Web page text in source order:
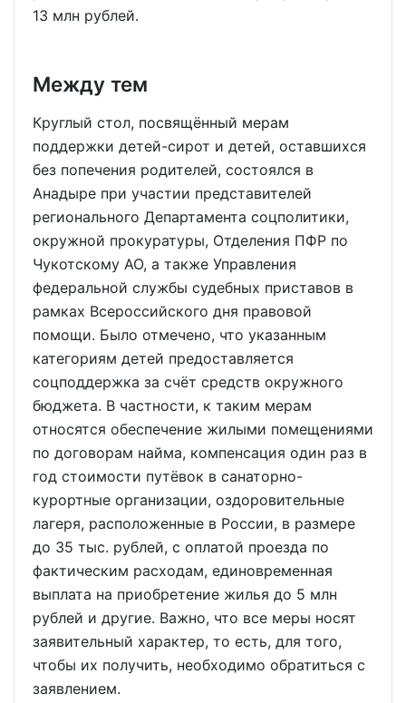
13 млн рублей.
Между тем
Круглый стол, посвящённый мерам
поддержки детей-сирот и детей, оставшихся
без попечения родителей, состоялся в
Анадыре при участии представителей
регионального Департамента соцполитики,
окружной прокуратуры, Отделения ПФР по
Чукотскому АО, а также Управления
федеральной службы судебных приставов в
рамках Всероссийского дня правовой
помощи. Было отмечено, что указанным
категориям детей предоставляется
соцподдержка за счёт средств окружного
бюджета. В частности, к таким мерам
относятся обеспечение жилыми помещениями
по договорам найма, компенсация один раз в
год стоимости путёвок в санаторно-
курортные организации, оздоровительные
лагеря, расположенные в России, в размере
до 35 тыс. рублей, с оплатой проезда по
фактическим расходам, единовременная
выплата на приобретение жилья до 5 млн
рублей и другие. Важно, что все меры носят
заявительный характер, то есть, для того,
чтобы их получить, необходимо обратиться с
заявлением.